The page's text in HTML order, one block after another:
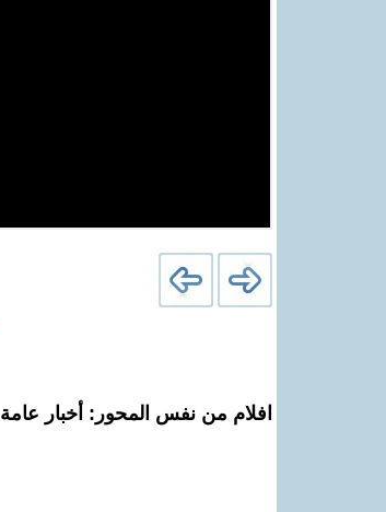
افلام من نفس المحور: أخبار عامة